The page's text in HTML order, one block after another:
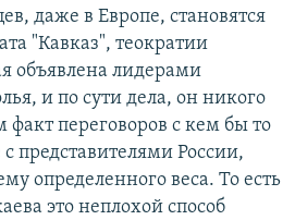
даже в Европе, становятся
"Кавказ", теократии
объявлена лидерами
и по сути дела, он никого
факт переговоров с кем бы то
представителями России,
определенного веса. То есть
это неплохой способ